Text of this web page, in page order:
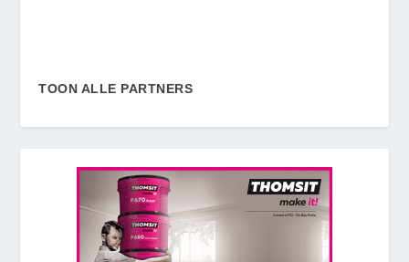
TOON ALLE PARTNERS